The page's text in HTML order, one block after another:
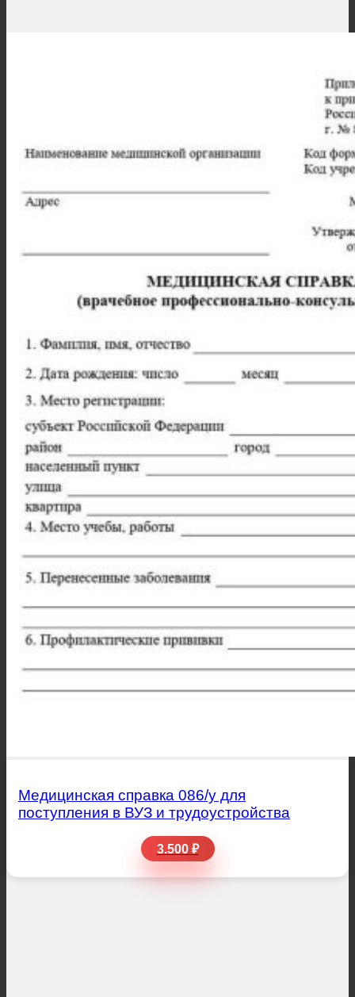
Медицинская справка 086/у для
поступления в ВУЗ и трудоустройства
3.500 ₽